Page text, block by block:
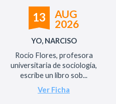
13
AUG
2026
YO, NARCISO
Rocío Flores, profesora
universitaria de sociología,
escribe un libro sob...
Ver Ficha